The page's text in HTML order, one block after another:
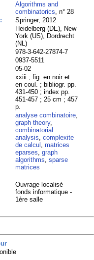
Algorithms and
combinatorics, n° 28
Springer, 2012
Heidelberg (DE), New
York (US), Dordrecht
(NL)
978-3-642-27874-7
0937-5511
05-02
xxiii ; fig. en noir et
en coul. ; bibliogr. pp.
431-450 ; index pp.
451-457 ; 25 cm ; 457
p.
analyse combinatoire,
graph theory,
combinatorial
analysis,complexite
de calcul ,matrices
eparses,graph
algorithms,sparse
matrices
Ouvrage localisé
fonds informatique -
1ère salle